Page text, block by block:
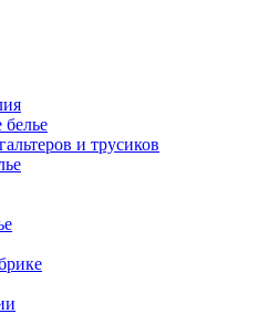
и трусиков